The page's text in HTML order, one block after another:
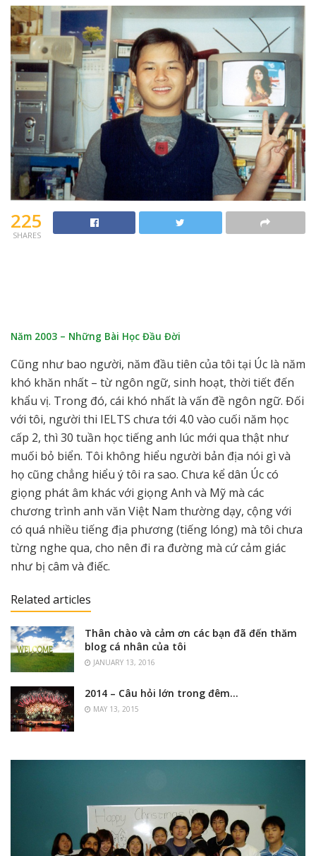
225
SHARES
Năm 2003 – Những Bài Học Đầu Đời
Cũng như bao người, năm đầu tiên của tôi tại Úc là năm
khó khăn nhất – từ ngôn ngữ, sinh hoạt, thời tiết đến
khẩu vị. Trong đó, cái khó nhất là vấn đề ngôn ngữ. Đối
với tôi, người thi IELTS chưa tới 4.0 vào cuối năm học
cấp 2, thì 30 tuần học tiếng anh lúc mới qua thật như
muối bỏ biển. Tôi không hiểu người bản địa nói gì và
họ cũng chẳng hiểu ý tôi ra sao. Chưa kể dân Úc có
giọng phát âm khác với giọng Anh và Mỹ mà các
chương trình anh văn Việt Nam thường dạy, cộng với
có quá nhiều tiếng địa phương (tiếng lóng) mà tôi chưa
từng nghe qua, cho nên đi ra đường mà cứ cảm giác
như bị câm và điếc.
Related articles
Thân chào và cảm ơn các bạn đã đến thăm
blog cá nhân của tôi
JANUARY 13, 2016
2014 – Câu hỏi lớn trong đêm…
MAY 13, 2015